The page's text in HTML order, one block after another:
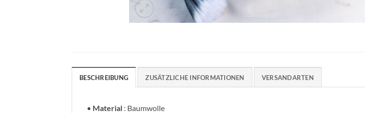
BESCHREIBUNG ZUSÄTZLICHE INFORMATIONEN VERSANDARTEN
• Material : Baumwolle